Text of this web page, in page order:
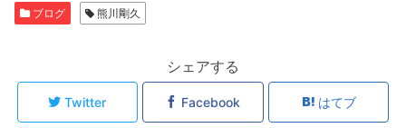
ブログ 熊川剛久
シェアする
Twitter Facebook はてブ